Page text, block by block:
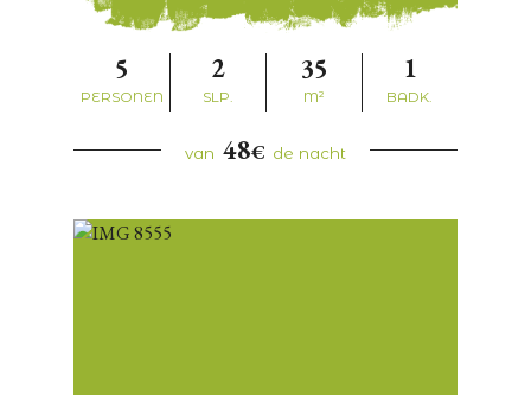
5
PERSONEN
2
SLP.
35
M²
1
BADK.
van 48€ de nacht